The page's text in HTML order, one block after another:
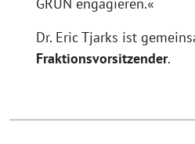
Dr. Eric Tjarks ist
Fraktionsvorsitzender.